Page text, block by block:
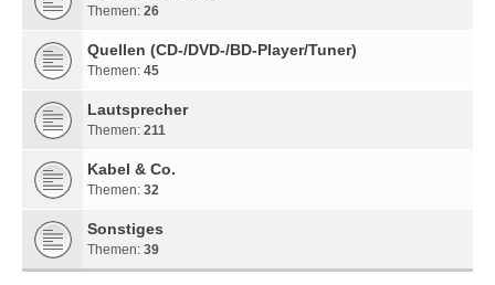
Themen: 26
Quellen (CD-/DVD-/BD-Player/Tuner)
Themen: 45
Lautsprecher
Themen: 211
Kabel & Co.
Themen: 32
Sonstiges
Themen: 39